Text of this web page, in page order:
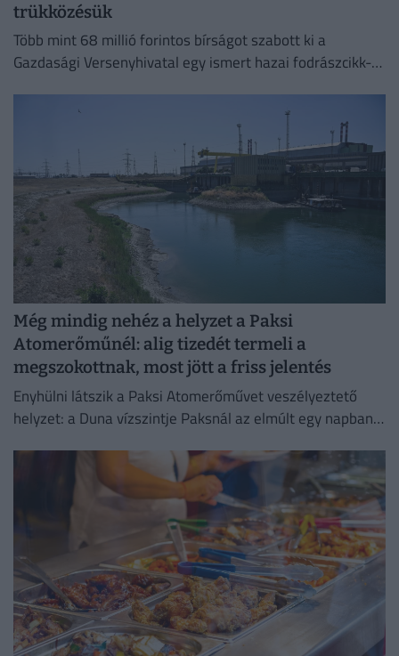
trükközésük
Több mint 68 millió forintos bírságot szabott ki a
Gazdasági Versenyhivatal egy ismert hazai fodrászcikk-
Még mindig nehéz a helyzet a Paksi
Atomerőműnél: alig tizedét termeli a
megszokottnak, most jött a friss jelentés
Enyhülni látszik a Paksi Atomerőművet veszélyeztető
helyzet: a Duna vízszintje Paksnál az elmúlt egy napban